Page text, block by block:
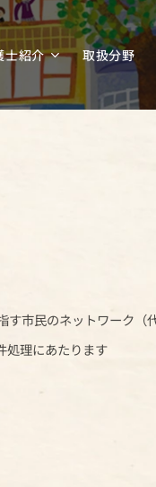
士紹介 取扱分野
す市民のネットワーク（
処理にあたります